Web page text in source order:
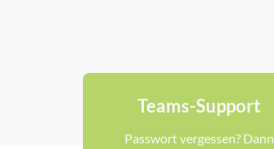
Teams-Support
Passwort vergessen? Dann